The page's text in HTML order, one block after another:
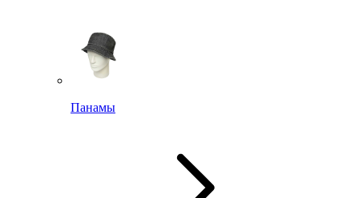
Панамы